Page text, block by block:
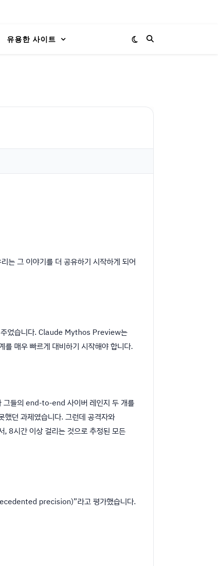
유용한 사이트
는 그 이야기를 더 공유하기 시작하게 되어
었습니다. Claude Mythos Preview는
매우 빠르게 대비하기 시작해야 합니다.
들의 end-to-end 사이버 레인지 두 개를
던 과제였습니다. 그런데 공격자와
8시간 이상 걸리는 것으로 추정된 모든
precision)”라고 평가했습니다.